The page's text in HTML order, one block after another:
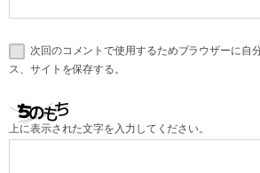
次回のコメントで使用するためブラウザーに自
ス、サイトを保存する。
上に表示された文字を入力してください。